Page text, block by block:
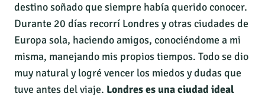
destino soñado que siempre había querido conocer.
Durante 20 días recorrí Londres y otras ciudades de
Europa sola, haciendo amigos, conociéndome a mi
misma, manejando mis propios tiempos. Todo se dio
muy natural y logré vencer los miedos y dudas que
tuve antes del viaje. Londres es una ciudad ideal